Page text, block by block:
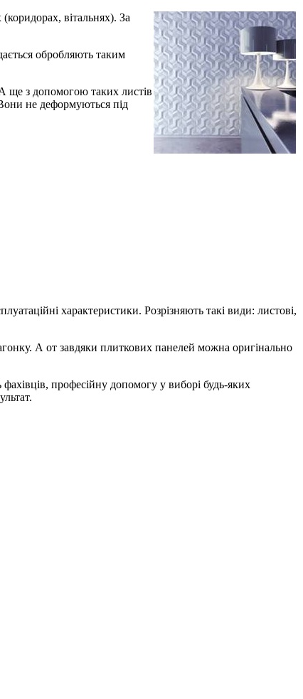
вітальнях). За
обробляють таким
ще з допомогою таких листів
не деформуються під
характеристики. Розрізняють такі види: листові,
А от завдяки плиткових панелей можна оригінально
професійну допомогу у виборі будь-яких